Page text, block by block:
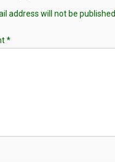
address will not be published.
*